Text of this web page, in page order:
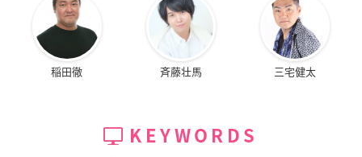
稲田徹 斉藤壮馬 三宅健太
KEYWORDS